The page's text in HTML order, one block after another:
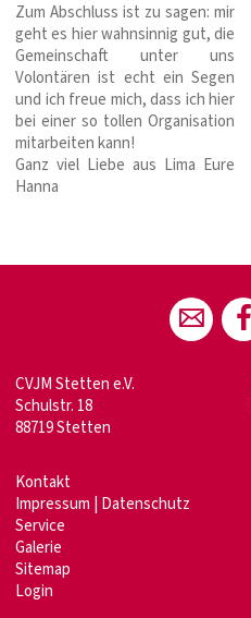
Zum Abschluss ist zu sagen: mir
geht es hier wahnsinnig gut, die
Gemeinschaft unter uns
Volontären ist echt ein Segen
und ich freue mich, dass ich hier
bei einer so tollen Organisation
mitarbeiten kann!
Ganz viel Liebe aus Lima Eure
Hanna
CVJM Stetten e.V.
Schulstr. 18
88719 Stetten
Kontakt
Impressum Datenschutz
Service
Galerie
Sitemap
Login